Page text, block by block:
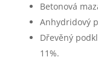
Betonová
Anhydridový
Dřevěný
11%.